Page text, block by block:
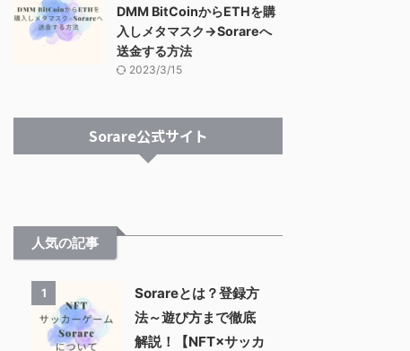
DMM BitCoinからETHを購
入しメタマスク→Sorareへ
送金する方法
2023/3/15
Sorare公式サイト
人気の記事
1
Sorareとは？登録方
法～遊び方まで徹底
解説！【NFT×サッカ